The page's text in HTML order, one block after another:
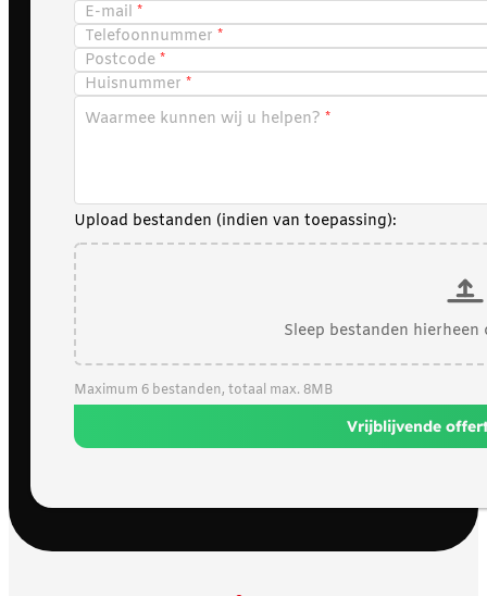
E-mail
Telefoonnummer
Postcode
Huisnummer
Waarmee kunnen wij u helpen?
Upload bestanden (indien van toepassing):
Sleep bestanden
Maximum 6 bestanden, totaal max. 8MB
Vrijblijvende